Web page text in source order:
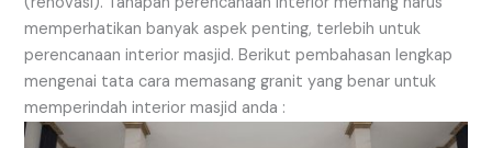
memperhatikan banyak aspek penting, terlebih untuk
perencanaan interior masjid. Berikut pembahasan lengkap
mengenai tata cara memasang granit yang benar untuk
memperindah interior masjid anda :